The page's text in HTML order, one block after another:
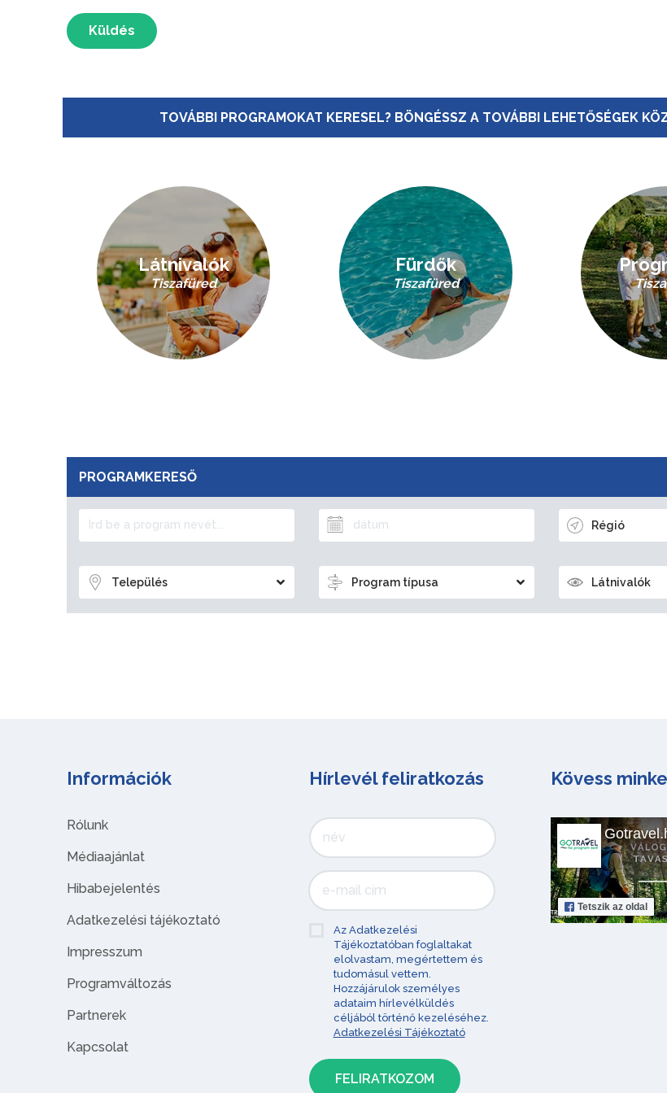
Küldés
TOVÁBBI PROGRAMOKAT KERESEL? BÖNGÉSSZ A TOVÁBBI LEHETŐSÉGEK
Látnivalók
Tiszafüred
Fürdők
Tiszafüred
PROGRAMKERESŐ
Régió
Település Program típusa Látnivalók
Információk
Rólunk
Médiaajánlat
Hibabejelentés
Adatkezelési tájékoztató
Impresszum
Programváltozás
Partnerek
Kapcsolat
Hírlevél feliratkozás
Az Adatkezelési
Tájékoztatóban foglaltakat
elolvastam, megértettem és
tudomásul vettem.
Hozzájárulok személyes
adataim hírlevélküldés
céljából történő kezeléséhez.
Adatkezelési Tájékoztató
Kövess
Tetszik az oldal